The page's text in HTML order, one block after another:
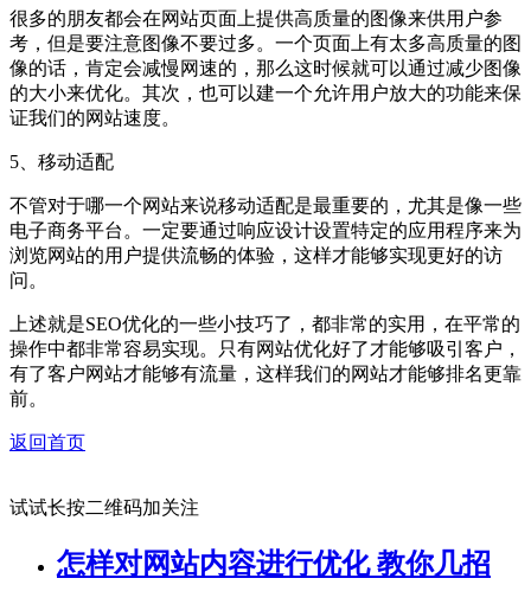
很多的朋友都会在网站页面上提供高质量的图像来供用户参
考，但是要注意图像不要过多。一个页面上有太多高质量的图
像的话，肯定会减慢网速的，那么这时候就可以通过减少图像
的大小来优化。其次，也可以建一个允许用户放大的功能来保
证我们的网站速度。
5、移动适配
不管对于哪一个网站来说移动适配是最重要的，尤其是像一些
电子商务平台。一定要通过响应设计设置特定的应用程序来为
浏览网站的用户提供流畅的体验，这样才能够实现更好的访
问。
上述就是SEO优化的一些小技巧了，都非常的实用，在平常的
操作中都非常容易实现。只有网站优化好了才能够吸引客户，
有了客户网站才能够有流量，这样我们的网站才能够排名更靠
前。
返回首页
试试长按二维码加关注
怎样对网站内容进行优化 教你几招